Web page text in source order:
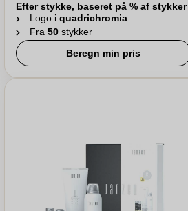
Efter stykke, baseret på % af stykker
Logo i quadrichromia .
Fra 50 stykker
Beregn min pris